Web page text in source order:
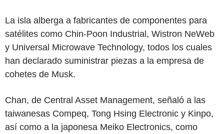
La isla alberga a fabricantes de componentes para
satélites como Chin-Poon Industrial, Wistron NeWeb
y Universal Microwave Technology, todos los cuales
han declarado suministrar piezas a la empresa de
cohetes de Musk.
Chan, de Central Asset Management, señaló a las
taiwanesas Compeq, Tong Hsing Electronic y Kinpo,
así como a la japonesa Meiko Electronics, como